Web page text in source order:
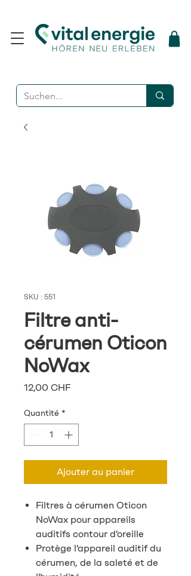
SKU : 551
Filtre anti-
cérumen Oticon
NoWax
12,00 CHFPrix
Quantité *
Ajouter au panier
Filtres à cérumen Oticon
NoWax pour appareils
auditifs contour d'oreille
Protège l'appareil auditif du
cérumen, de la saleté et de